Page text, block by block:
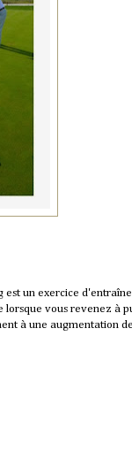
est un exercice
lorsque vous revenez à
à une augmentation